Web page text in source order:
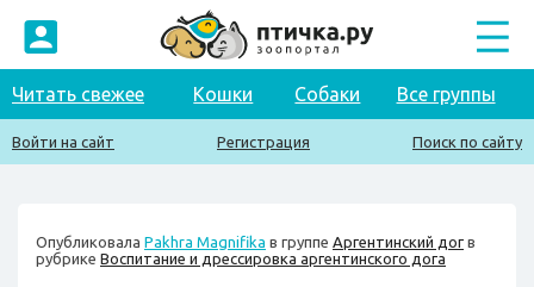
Читать свежее Кошки Собаки Все группы
Войти на сайт Регистрация Поиск по сайту
Опубликовала Pakhra Magnifika в группе Аргентинский дог в
рубрике Воспитание и дрессировка аргентинского дога